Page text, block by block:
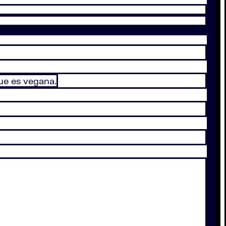
es vegana.